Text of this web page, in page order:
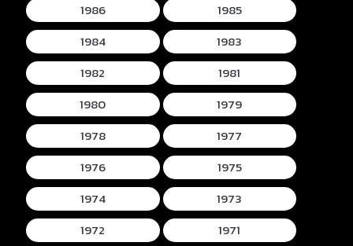
1986
1985
1984
1983
1982
1981
1980
1979
1978
1977
1976
1975
1974
1973
1972
1971